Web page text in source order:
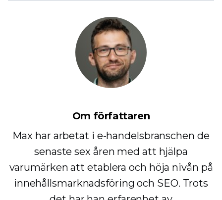
Om författaren
Max har arbetat i e-handelsbranschen de
senaste sex åren med att hjälpa
varumärken att etablera och höja nivån på
innehållsmarknadsföring och SEO. Trots